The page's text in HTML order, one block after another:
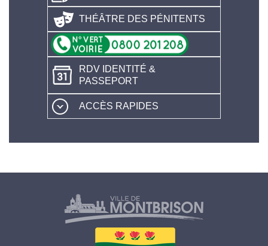
THÉÂTRE DES PÉNITENTS
RDV IDENTITÉ &
PASSEPORT
ACCÈS RAPIDES